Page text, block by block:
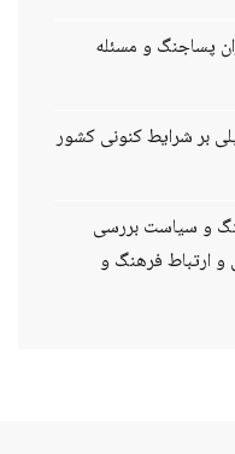
پساجنگ و مسئله
بر شرایط کنونی کشور
و سیاست بررسی
ارتباط فرهنگ و